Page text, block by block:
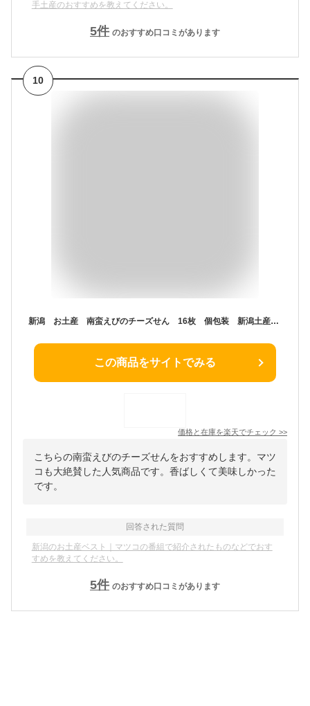
手土産のおすすめを教えてください。
5件 のおすすめ口コミがあります
10
新潟 お土産 南蛮えびのチーズせん 16枚 個包装 新潟土産 南蛮えび チーズクリーム
この商品をサイトでみる
価格と在庫を楽天でチェック >>
こちらの南蛮えびのチーズせんをおすすめします。マツ
コも大絶賛した人気商品です。香ばしくて美味しかった
です。
回答された質問
新潟のお土産ベスト｜マツコの番組で紹介されたものなどでおす
すめを教えてください。
5件 のおすすめ口コミがあります